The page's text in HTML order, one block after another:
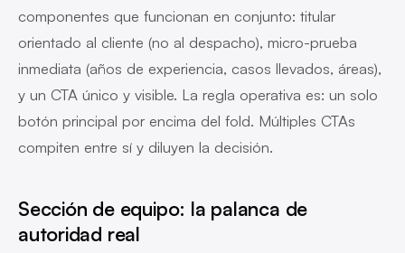
componentes que funcionan en conjunto: titular
orientado al cliente (no al despacho), micro-prueba
inmediata (años de experiencia, casos llevados, áreas),
y un CTA único y visible. La regla operativa es: un solo
botón principal por encima del fold. Múltiples CTAs
compiten entre sí y diluyen la decisión.
Sección de equipo: la palanca de
autoridad real